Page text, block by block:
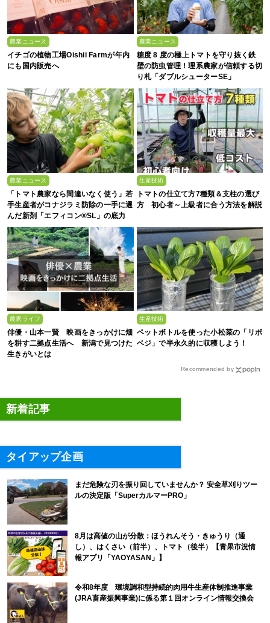
農業ニュース
イチゴの植物工場Oishii Farmが年内
にも国内販売へ
農業ニュース
糖度 8 度の極上トマトを守り抜く鉄
壁の防虫管理！理系農家が信頼する切
り札「ダブルシューターSE」
農業ニュース
「トマト農家なら間違いなく使う」若
手生産者がコナジラミ防除の一手に選
んだ新剤「エフィコン®SL」の底力
生産技術
トマトの仕立て方7種類＆支柱の選び
方 初心者～上級者に合う方法を解説
農家ライフ
俳優・山本一賢 映画をきっかけに畑
を耕す二拠点生活へ 新潟で見つけた
生きがいとは
生産技術
ペットボトルを使った小松菜の「リボ
ベジ」で半永久的に収穫しよう！
Recommended by
新着記事
タイアップ企画
まだ危険な刃を振り回していませんか？ 安全草刈りツー
ルの決定版「SuperカルマーPRO」
8月は高値の山が分散：ほうれんそう・きゅうり（通
し）、はくさい（前半）、トマト（後半）【青果市況情
報アプリ「YAOYASAN」】
令和8年度 環境調和型持続的肉用牛生産体制推進事業
(JRA畜産振興事業)に係る第１回オンライン情報交換会